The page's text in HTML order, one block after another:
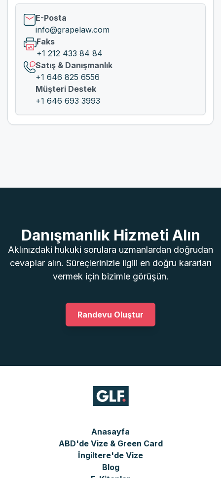
E-Posta
info@grapelaw.com
Faks
+1 212 433 84 84
Satış & Danışmanlık
+1 646 825 6556
Müşteri Destek
+1 646 693 3993
Danışmanlık Hizmeti Alın
Aklınızdaki hukuki sorulara uzmanlardan doğrudan
cevaplar alın. Süreçlerinizle ilgili en doğru kararları
vermek için bizimle görüşün.
Randevu Oluştur
Anasayfa
ABD'de Vize & Green Card
İngiltere'de Vize
Blog